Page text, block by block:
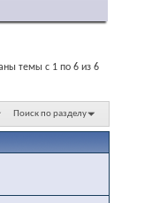
темы с 1 по 6 из 6
Поиск по разделу